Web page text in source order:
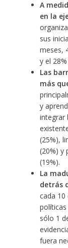
A
en la
sus
meses,
y el
Las
más
y
integrar
(25%),
(20%) y
(19%).
La
detrás
cada 10
sólo 1
fuera